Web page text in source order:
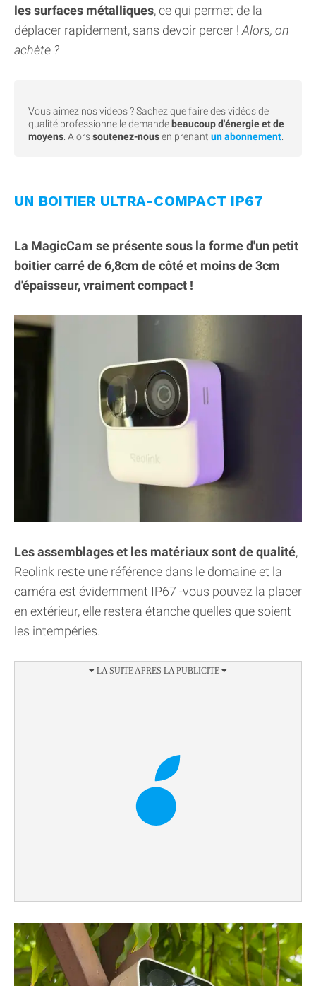
les surfaces métalliques, ce qui permet de la
déplacer rapidement, sans devoir percer ! Alors, on
achète ?
Vous aimez nos videos ? Sachez que faire des vidéos de
qualité professionnelle demande beaucoup d'énergie et de
moyens . Alorssoutenez-nousen prenant un abonnement
UN BOITIER ULTRA-COMPACT IP67
La MagicCam se présente sous la forme d'un petit
boitier carré de 6,8cm de côté et moins de 3cm
d'épaisseur, vraiment compact !
Les assemblages et les matériaux sont de qualité,
Reolink reste une référence dans le domaine et la
caméra est évidemment IP67 -vous pouvez la placer
en extérieur, elle restera étanche quelles que soient
les intempéries.